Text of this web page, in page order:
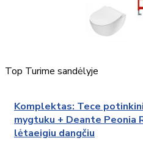
Top Turime sandėlyje
Komplektas: Tece
mygtuku + Deante Peonia
lėtaeigiu dangčiu